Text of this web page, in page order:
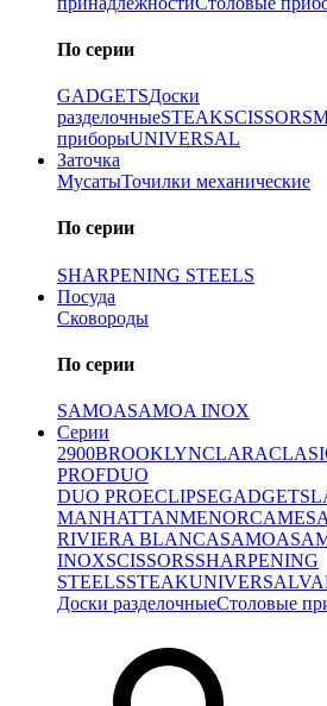
По серии
GADGETSДоски
разделочныеSTEAKSCISSORS
приборыUNIVERSAL
Заточка
МусатыТочилки механические
По серии
SHARPENING STEELS
Посуда
Сковороды
По серии
SAMOASAMOA INOX
Серии
2900BROOKLYNCLARA
PROFDUO
DUO PROECLIPSEGADGETS
MANHATTANMENORCAMESA
RIVIERA BLANCASAMOA
INOXSCISSORSSHARPENING
STEELSSTEAKUNIVERSAL
Доски разделочныеСтоловые